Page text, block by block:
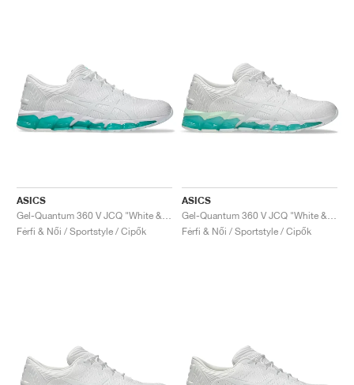
ASICS
Férfi & Női / Sportstyle / Cipők
ASICS
Férfi & Női / Sportstyle / Cipők